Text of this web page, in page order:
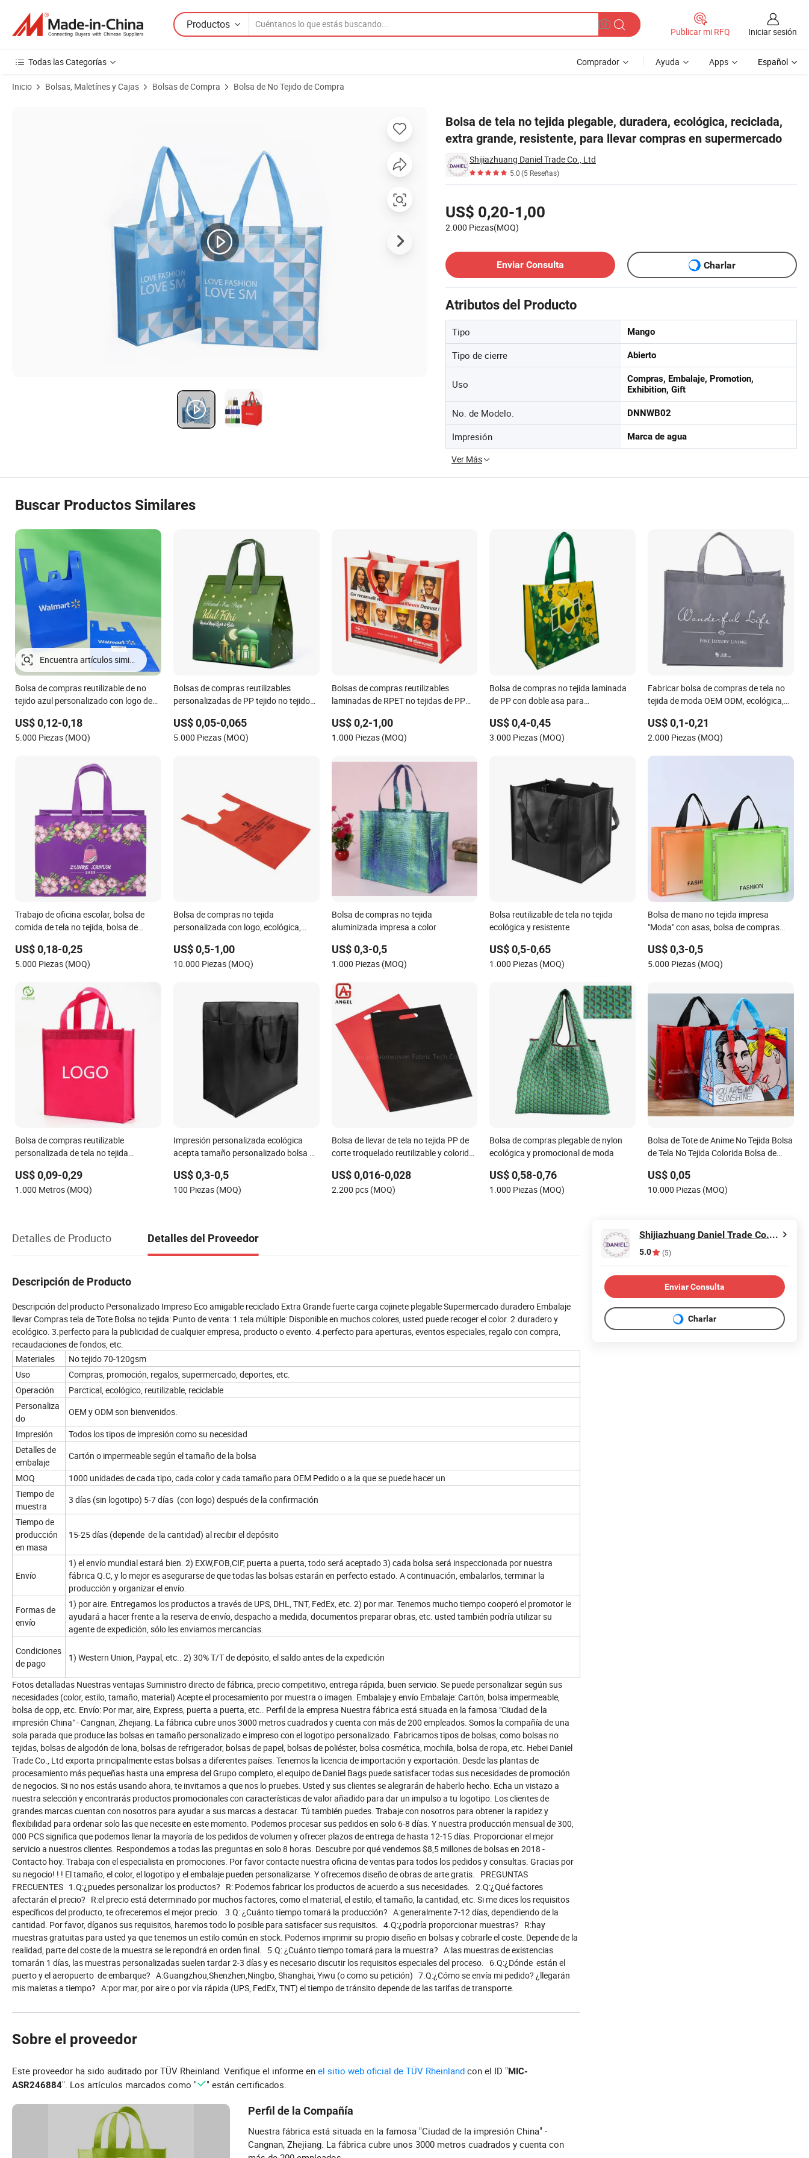
Productos
Publicar mi RFQ Iniciar sesión
Todas las Categorías Comprador Ayuda Apps Español
Inicio Bolsas, Maletínes y Cajas Bolsas de Compra Bolsa de No Tejido de Compra
Bolsa de tela no tejida plegable, duradera, ecológica, reciclada,
extra grande, resistente, para llevar compras en supermercado
Shijiazhuang Daniel Trade Co., Ltd
5.0(5 Reseñas)
US$ 0,20-1,00
2.000 Piezas(MOQ)
Enviar Consulta
Charlar
Atributos del Producto
Tipo Mango
Tipo de cierre Abierto
Uso
Compras, Embalaje, Promotion,
Exhibition, Gift
No. de Modelo. DNNWB02
Impresión Marca de agua
Ver Más
Buscar Productos Similares
Encuentra artículos similares
Bolsa de compras reutilizable de no
tejido azul personalizado con logo de
supermercado y venta al por menor
US$ 0,12-0,18
5.000 Piezas (MOQ)
Bolsas de compras reutilizables
personalizadas de PP tejido no tejido
US$ 0,05-0,065
5.000 Piezas (MOQ)
Bolsas de compras reutilizables
laminadas de RPET no tejidas de PP
US$ 0,2-1,00
1.000 Piezas (MOQ)
Bolsa de compras no tejida laminada
de PP con doble asa para
US$ 0,4-0,45
3.000 Piezas (MOQ)
Fabricar bolsa de compras de tela no
tejida de moda OEM ODM, ecológica,
compras colorida de tela no tejida
US$ 0,1-0,21
2.000 Piezas (MOQ)
Trabajo de oficina escolar, bolsa de
comida de tela no tejida, bolsa de
US$ 0,18-0,25
5.000 Piezas (MOQ)
Bolsa de compras no tejida
personalizada con logo, ecológica,
edredón, zapato, vino, empaque de
prendas, regalo
US$ 0,5-1,00
10.000 Piezas (MOQ)
Bolsa de compras no tejida
aluminizada impresa a color
US$ 0,3-0,5
1.000 Piezas (MOQ)
Bolsa reutilizable de tela no tejida
ecológica y resistente
US$ 0,5-0,65
1.000 Piezas (MOQ)
Bolsa de mano no tejida impresa
"Moda" con asas, bolsa de compras
ecológica y ligera para tienda de ropa,
comercio minorista, supermercado
US$ 0,3-0,5
5.000 Piezas (MOQ)
Bolsa de compras reutilizable
personalizada de tela no tejida
US$ 0,09-0,29
1.000 Metros (MOQ)
Impresión personalizada ecológica
acepta tamaño personalizado bolsa de
no tejido con asas bolsa de regalo
US$ 0,3-0,5
100 Piezas (MOQ)
Bolsa de llevar de tela no tejida PP de
corte troquelado reutilizable y colorida
US$ 0,016-0,028
2.200 pcs (MOQ)
Bolsa de compras plegable de nylon
ecológica y promocional de moda
US$ 0,58-0,76
1.000 Piezas (MOQ)
Bolsa de Tote de Anime No Tejida Bolsa
de Tela No Tejida Colorida Bolsa de
Comida Rápida
US$ 0,05
10.000 Piezas (MOQ)
Detalles de Producto Detalles del Proveedor
Descripción de Producto
Descripción del producto Personalizado Impreso Eco amigable reciclado Extra Grande fuerte carga cojinete plegable Supermercado duradero Embalaje
llevar Compras tela de Tote Bolsa no tejida: Punto de venta: 1.tela múltiple: Disponible en muchos colores, usted puede recoger el color. 2.duradero y
ecológico. 3.perfecto para la publicidad de cualquier empresa, producto o evento. 4.perfecto para aperturas, eventos especiales, regalo con compra,
recaudaciones de fondos, etc.
Materiales
No tejido 70-120gsm
Uso
Compras, promoción, regalos, supermercado, deportes, etc.
Operación
Parctical, ecológico, reutilizable, reciclable
Personaliza
do
OEM y ODM son bienvenidos.
Impresión
Todos los tipos de impresión como su necesidad
Detalles de
embalaje
Cartón o impermeable según el tamaño de la bolsa
MOQ
1000 unidades de cada tipo, cada color y cada tamaño para OEM Pedido o a la que se puede hacer un
Tiempo de
muestra
3 días (sin logotipo) 5-7 días (con logo) después de la confirmación
Tiempo de
producción
en masa
15-25 días (depende de la cantidad) al recibir el depósito
Envío
1) el envío mundial estará bien. 2) EXW,FOB,CIF, puerta a puerta, todo será aceptado 3) cada bolsa será inspeccionada por nuestra
fábrica Q.C, y lo mejor es asegurarse de que todas las bolsas estarán en perfecto estado. A continuación, embalarlos, terminar la
producción y organizar el envío.
Formas de
envío
1) por aire. Entregamos los productos a través de UPS, DHL, TNT, FedEx, etc. 2) por mar. Tenemos mucho tiempo cooperó el promotor le
ayudará a hacer frente a la reserva de envío, despacho a medida, documentos preparar obras, etc. usted también podría utilizar su
agente de expedición, sólo les enviamos mercancías.
Condiciones
de pago
1) Western Union, Paypal, etc.. 2) 30% T/T de depósito, el saldo antes de la expedición
Fotos detalladas Nuestras ventajas Suministro directo de fábrica, precio competitivo, entrega rápida, buen servicio. Se puede personalizar según sus
necesidades (color, estilo, tamaño, material) Acepte el procesamiento por muestra o imagen. Embalaje y envío Embalaje: Cartón, bolsa impermeable,
bolsa de opp, etc. Envío: Por mar, aire, Express, puerta a puerta, etc.. Perfil de la empresa Nuestra fábrica está situada en la famosa "Ciudad de la
impresión China" - Cangnan, Zhejiang. La fábrica cubre unos 3000 metros cuadrados y cuenta con más de 200 empleados. Somos la compañía de una
sola parada que produce las bolsas en tamaño personalizado e impreso con el logotipo personalizado. Fabricamos tipos de bolsas, como bolsas no
tejidas, bolsas de algodón de lona, bolsas de refrigerador, bolsas de papel, bolsas de poliéster, bolsa cosmética, mochila, bolsa de ropa, etc. Hebei Daniel
Trade Co., Ltd exporta principalmente estas bolsas a diferentes países. Tenemos la licencia de importación y exportación. Desde las plantas de
procesamiento más pequeñas hasta una empresa del Grupo completo, el equipo de Daniel Bags puede satisfacer todas sus necesidades de promoción
de negocios. Si no nos estás usando ahora, te invitamos a que nos lo pruebes. Usted y sus clientes se alegrarán de haberlo hecho. Echa un vistazo a
nuestra selección y encontrarás productos promocionales con características de valor añadido para dar un impulso a tu logotipo. Los clientes de
grandes marcas cuentan con nosotros para ayudar a sus marcas a destacar. Tú también puedes. Trabaje con nosotros para obtener la rapidez y
flexibilidad para ordenar solo las que necesite en este momento. Podemos procesar sus pedidos en solo 6-8 días. Y nuestra producción mensual de 300,
000 PCS significa que podemos llenar la mayoría de los pedidos de volumen y ofrecer plazos de entrega de hasta 12-15 días. Proporcionar el mejor
servicio a nuestros clientes. Respondemos a todas las preguntas en solo 8 horas. Descubre por qué vendemos $8,5 millones de bolsas en 2018 -
Contacto hoy. Trabaja con el especialista en promociones. Por favor contacte nuestra oficina de ventas para todos los pedidos y consultas. Gracias por
su negocio! ! ! El tamaño, el color, el logotipo y el embalaje pueden personalizarse. Y ofrecemos diseño de obras de arte gratis. PREGUNTAS
FRECUENTES 1.Q:¿puedes personalizar los productos? R: Podemos fabricar los productos de acuerdo a sus necesidades. 2.Q:¿Qué factores
afectarán el precio? R:el precio está determinado por muchos factores, como el material, el estilo, el tamaño, la cantidad, etc. Si me dices los requisitos
específicos del producto, te ofreceremos el mejor precio. 3.Q: ¿Cuánto tiempo tomará la producción? A:generalmente 7-12 días, dependiendo de la
cantidad. Por favor, díganos sus requisitos, haremos todo lo posible para satisfacer sus requisitos. 4.Q:¿podría proporcionar muestras? R:hay
muestras gratuitas para usted ya que tenemos un estilo común en stock. Podemos imprimir su propio diseño en bolsas y cobrarle el coste. Depende de la
realidad, parte del coste de la muestra se le repondrá en orden final. 5.Q: ¿Cuánto tiempo tomará para la muestra? A:las muestras de existencias
tomarán 1 días, las muestras personalizadas suelen tardar 2-3 días y es necesario discutir los requisitos especiales del proceso. 6.Q:¿Dónde están el
puerto y el aeropuerto de embarque? A:Guangzhou,Shenzhen,Ningbo, Shanghai, Yiwu (o como su petición) 7.Q:¿Cómo se envía mi pedido? ¿llegarán
mis maletas a tiempo? A:por mar, por aire o por vía rápida (UPS, FedEx, TNT) el tiempo de tránsito depende de las tarifas de transporte.
Sobre el proveedor
Este proveedor ha sido auditado por TÜV Rheinland. Verifique el informe en el sitio web oficial de TÜV Rheinland con el ID "MIC-
ASR246884". Los artículos marcados como " " están certificados.
Perfil de la Compañía
Nuestra fábrica está situada en la famosa "Ciudad de la impresión China" -
Cangnan, Zhejiang. La fábrica cubre unos 3000 metros cuadrados y cuenta con
Shijiazhuang Daniel Trade Co., Ltd
5.0 (5)
Enviar Consulta
Charlar